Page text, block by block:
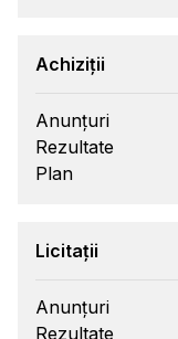
Achiziții
Anunțuri
Rezultate
Plan
Licitații
Anunțuri
Rezultate